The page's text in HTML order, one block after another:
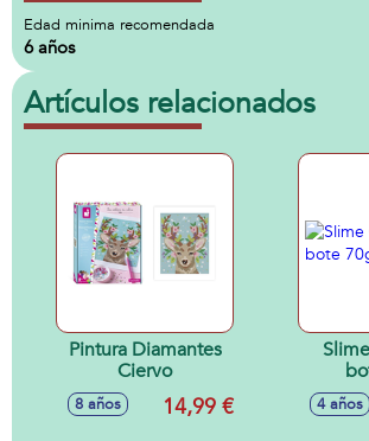
Edad minima recomendada
6 años
Artículos relacionados
Pintura Diamantes
Ciervo
8 años 14,99 € 4 años